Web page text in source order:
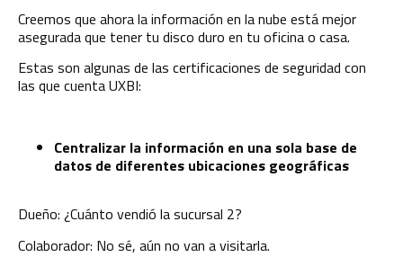
Creemos que ahora la información en lanube está mejor
asegurada que tener tu disco duro en tu oficina o casa.
Estas son algunas de las certificaciones de seguridad con
las que cuenta UXBI:
Centralizar la información en una sola base de
datos de diferentes ubicaciones geográficas
Dueño: ¿Cuánto vendió la sucursal 2?
Colaborador: No sé, aún no van a visitarla.